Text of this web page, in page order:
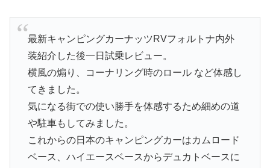
最新キャンピングカーナッツRVフォルトナ内外
装紹介した後一日試乗レビュー。
横風の煽り、コーナリング時のロール など体感し
てきました。
気になる街での使い勝手を体感するため細めの道
や駐車もしてみました。
これからの日本のキャンピングカーはカムロード
ベース、ハイエースベースからデュカトベースに